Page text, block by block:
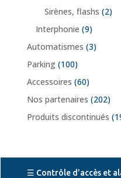
Sirènes, flashs (2)
Interphonie (9)
Automatismes (3)
Parking (100)
Accessoires (60)
Nos partenaires (202)
Produits discontinués
☰ Contrôle d’accès et